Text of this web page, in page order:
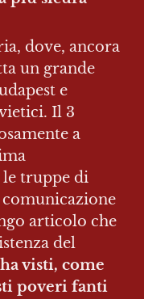
dove, ancora
un grande
e
Il 3
a
truppe di
articolo che
del
visti, come
poveri fanti